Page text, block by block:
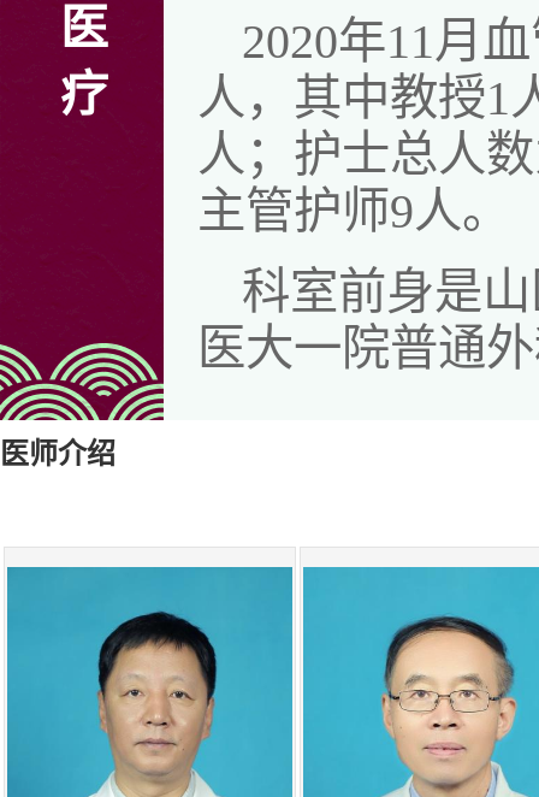
医
疗
2020年11月
人，其中教授1
人；护士总人
主管护师9人。
科室前身是
医大一院普通
早在2000年
中，血管外科
脉瘤切除人工
体瘤的手术治
血管搭桥(腹主
医师介绍